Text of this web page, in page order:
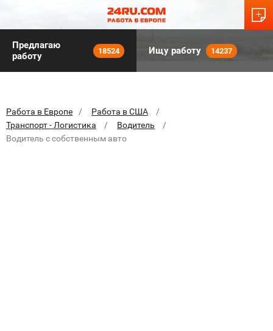
Предлагаю
работу
18524 Ищу работу 14237
Работа в Европе
Работа в США
Транспорт - Логистика
Водитель
Водитель с собственным авто